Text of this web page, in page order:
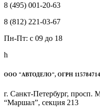
8 (495) 001-20-63
8 (812) 221-03-67
Пн-Пт: c 09 до 18
h
ООО "АВТОДЕЛО", ОГРН
г. Санкт-Петербург,
“Маршал”, секция 213